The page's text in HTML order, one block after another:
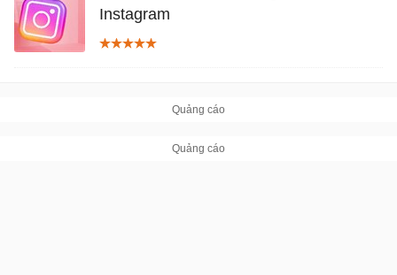
Instagram